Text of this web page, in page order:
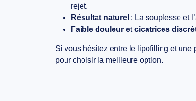
rejet.
Résultat naturel : La souplesse et
Faible douleur et cicatrices
Si vous hésitez entre le lipofilling et une
pour choisir la meilleure option.